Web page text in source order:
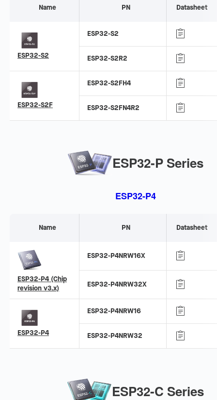
Name PN Datasheet
ESP32-S2
ESP32-S2
ESP32-S2R2
ESP32-S2F
ESP32-S2FH4
ESP32-S2FN4R2
ESP32-P Series
ESP32-P4
Name PN Datasheet
ESP32-P4 (Chip
revision v3.x)
ESP32-P4NRW16X
ESP32-P4NRW32X
ESP32-P4
ESP32-P4NRW16
ESP32-P4NRW32
ESP32-C Series